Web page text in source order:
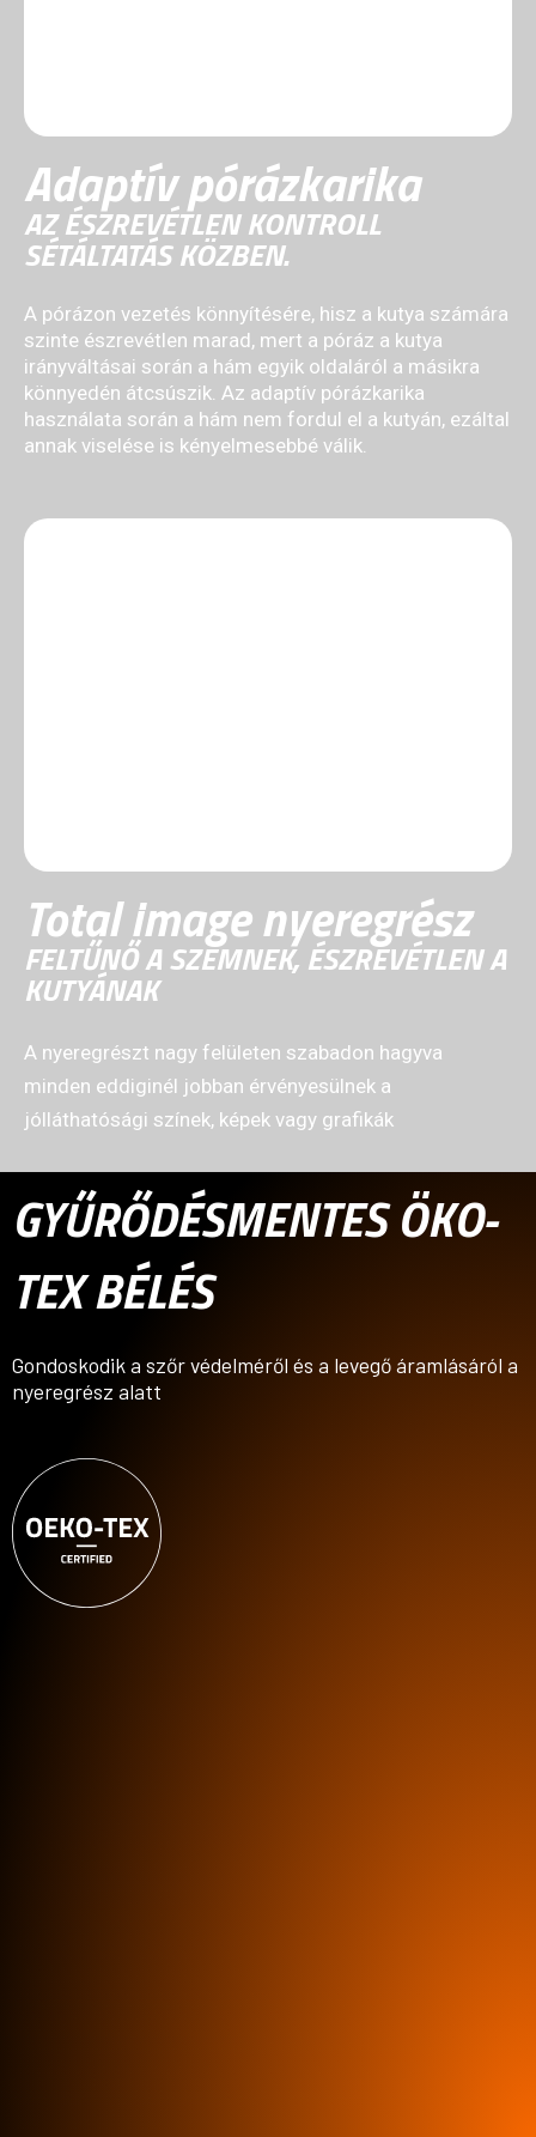
Adaptív pórázkarika
AZ ÉSZREVÉTLEN KONTROLL
SÉTÁLTATÁS KÖZBEN.
A pórázon vezetés könnyítésére, hisz a kutya számára
szinte észrevétlen marad, mert a póráz a kutya
irányváltásai során a hám egyik oldaláról a másikra
könnyedén átcsúszik. Az adaptív pórázkarika
használata során a hám nem fordul el a kutyán, ezáltal
annak viselése is kényelmesebbé válik.
Total image nyeregrész
FELTŰNŐ A SZEMNEK, ÉSZREVÉTLEN A
KUTYÁNAK
A nyeregrészt nagy felületen szabadon hagyva
minden eddiginél jobban érvényesülnek a
jólláthatósági színek, képek vagy grafikák
GYŰRŐDÉSMENTES ÖKO-
TEX BÉLÉS
Gondoskodik a szőr védelméről és a levegő áramlásáról a
nyeregrész alatt